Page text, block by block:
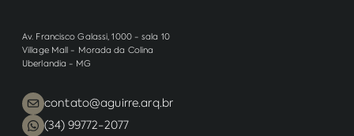
Av. Francisco Galassi, 1000 - sala 10
Village Mall - Morada da Colina
Uberlandia - MG
contato@aguirre.arq.br
(34) 99772-2077